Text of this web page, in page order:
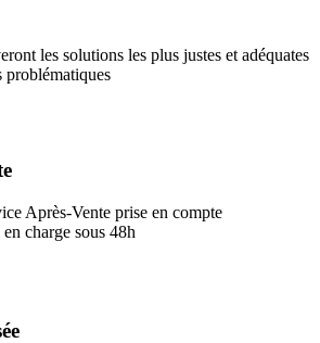
les solutions les plus justes et adéquates
problématiques
Après-Vente prise en compte
charge sous 48h